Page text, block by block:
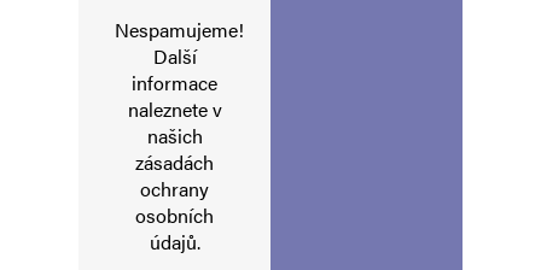
Nespamujeme!
Další
informace
naleznete v
našich
zásadách
ochrany
osobních
údajů.